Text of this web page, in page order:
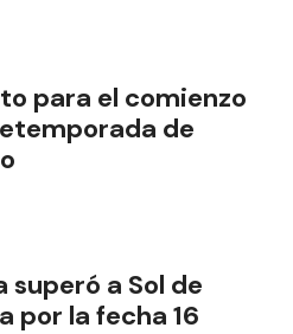
para el comienzo
de
superó a Sol de
por la fecha 16